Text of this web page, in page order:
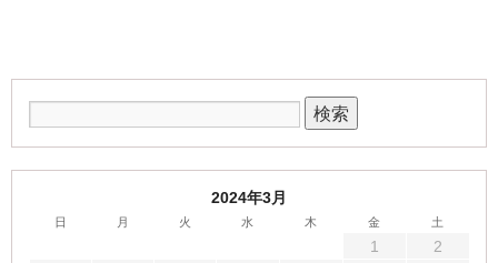
2024年3月
日 月 火 水 木 金 土
1
2